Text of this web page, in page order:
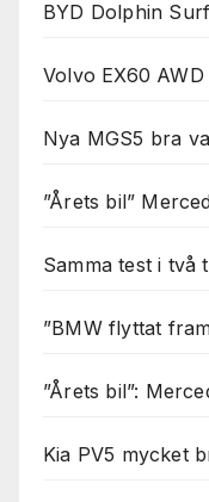
BYD Dolphin
Volvo EX60
Nya MGS5 bra
”Årets bil”
Samma test i två
”BMW flyttat
”Årets bil”:
Kia PV5 mycket